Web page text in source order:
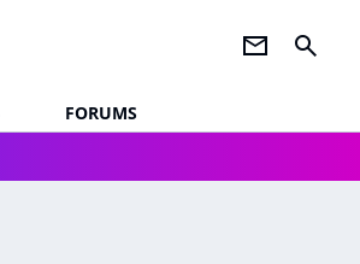
newsletter search
FORUMS